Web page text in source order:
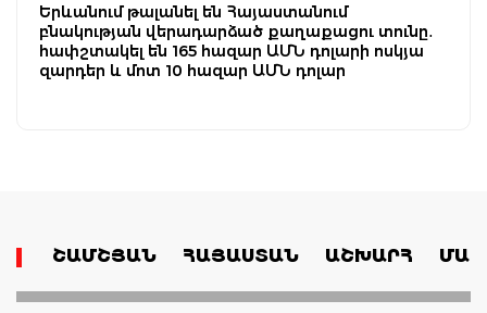
Երևանում թալանել են Հայաստանում
բնակության վերադարձած քաղաքացու տունը․
հափշտակել են 165 հազար ԱՄՆ դոլարի ոսկյա
զարդեր և մոտ 10 հազար ԱՄՆ դոլար
ՇԱՄՇՅԱՆ ՀԱՅԱՍՏԱՆ ԱՇԽԱՐՀ